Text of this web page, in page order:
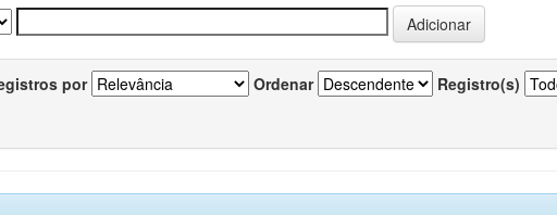
por Ordenar Registro(s)